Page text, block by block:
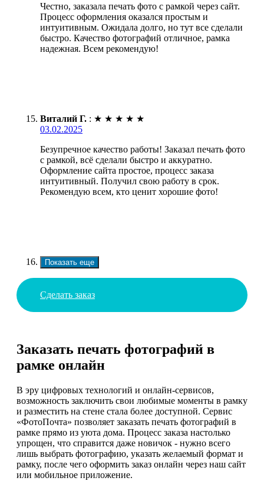
Честно, заказала печать фото с рамкой через сайт.
Процесс оформления оказался простым и
интуитивным. Ожидала долго, но тут все сделали
быстро. Качество фотографий отличное, рамка
надежная. Всем рекомендую!
Виталий Г. : ★ ★ ★ ★ ★
03.02.2025
Безупречное качество работы! Заказал печать фото
с рамкой, всё сделали быстро и аккуратно.
Оформление сайта простое, процесс заказа
интуитивный. Получил свою работу в срок.
Рекомендую всем, кто ценит хорошие фото!
Показать еще
Сделать заказ
Заказать печать фотографий в
рамке онлайн
В эру цифровых технологий и онлайн-сервисов,
возможность заключить свои любимые моменты в рамку
и разместить на стене стала более доступной. Сервис
«ФотоПочта» позволяет заказать печать фотографий в
рамке прямо из уюта дома. Процесс заказа настолько
упрощен, что справится даже новичок - нужно всего
лишь выбрать фотографию, указать желаемый формат и
рамку, после чего оформить заказ онлайн через наш сайт
или мобильное приложение.